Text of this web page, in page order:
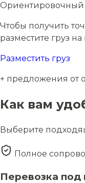
Ориентировочный
Чтобы получить
разместите груз
Разместить груз
+ предложения от
Как вам
Выберите
Полное
Перевозка под